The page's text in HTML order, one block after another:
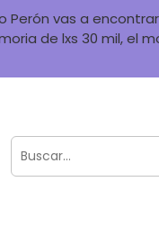
Perón vas a
de lxs 30 mil, el